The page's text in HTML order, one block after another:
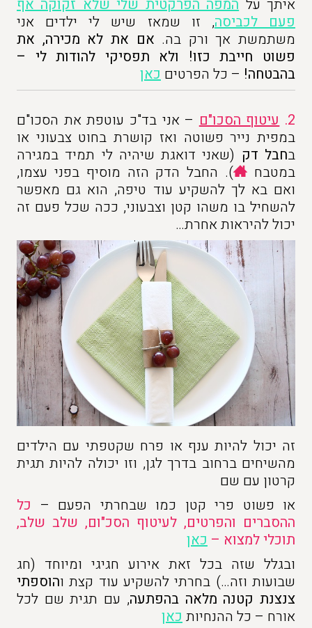
איתך עלהמפה הפרקטית שלי שלא זקוקה אף
פעם לכביסה, זו שמאז שיש לי ילדים אני
משתמשת אך ורק בה. אם את לא מכירה, את
פשוט חייבת כזו! ולא תפסיקי להודות לי –
בהבטחה! – כל הפרטים כאן
2. עיטוף הסכו"ם– אני בד"כ עוטפת את הסכו"ם
במפית נייר פשוטה ואז קושרת בחוט צבעוני או
בחבל דק (שאני דואגת שיהיה לי תמיד במגירה
במטבח
). החבל הדק הזה מוסיף בפני עצמו,
ואם בא לך להשקיע עוד טיפה, הוא גם מאפשר
להשחיל בו משהו קטן וצבעוני, ככה שכל פעם זה
יכול להיראות אחרת…
זה יכול להיות ענף או פרח שקטפתי עם הילדים
מהשיחים ברחוב בדרך לגן, וזו יכולה להיות תגית
קרטון עם שם
או פשוט פרי קטן כמו שבחרתי הפעם – כל
ההסברים והפרטים, לעיטוף הסכ"ום, שלב שלב,
תוכלי למצוא – כאן
ובגלל שזה בכל זאת אירוע חגיגי ומיוחד (חג
שבועות וזה…) בחרתי להשקיע עוד קצת והוספתי
צנצנת קטנה מלאה בהפתעה, עם תגית שם לכל
אורח – כל ההנחיותכאן